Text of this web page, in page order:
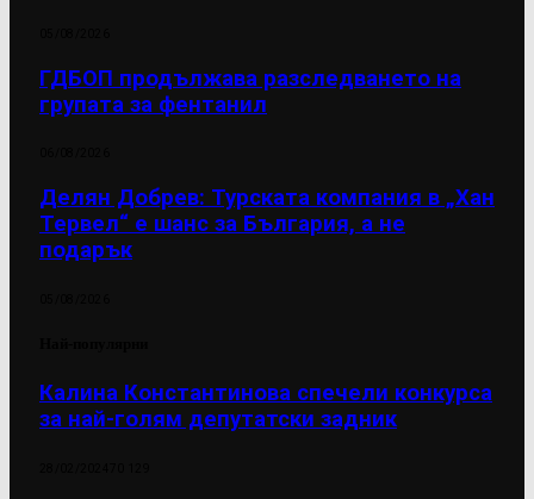
ГДБОП продължава разследването на
групата за фентанил
Делян Добрев: Турската компания в „Хан
Тервел“ е шанс за България, а не
подарък
Калина Константинова спечели конкурса
за най-голям депутатски задник